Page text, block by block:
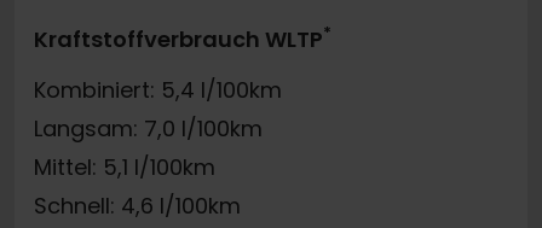
Kraftstoffverbrauch WLTP*
Kombiniert: 5,4 l/100km
Langsam: 7,0 l/100km
Mittel: 5,1 l/100km
Schnell: 4,6 l/100km